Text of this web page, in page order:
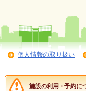
ガ
登個人情報の取り扱い
施設の利用・予約に